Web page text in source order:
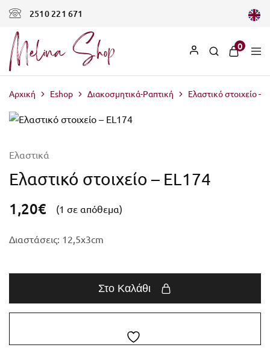
2510 221 671
0
Αρχική Eshop Διακοσμητικά-Ραπτική Ελαστικό στοιχείο –
Ελαστικά
Ελαστικό στοιχείο – EL174
1,20€ (1 σε απόθεμα)
Διαστάσεις: 12,5x3cm
Στο Καλάθι